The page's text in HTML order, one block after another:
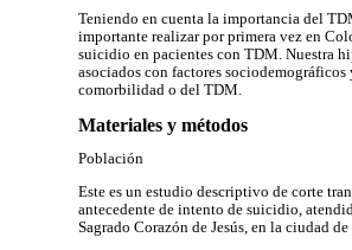
Teniendo en cuenta la importancia del
importante realizar por primera vez en
suicidio en pacientes con TDM. Nuestra
asociados con factores
comorbilidad o del TDM.
Materiales y métodos
Población
Este es un estudio descriptivo de corte
antecedente de intento de suicidio,
Sagrado Corazón de Jesús, en la ciudad